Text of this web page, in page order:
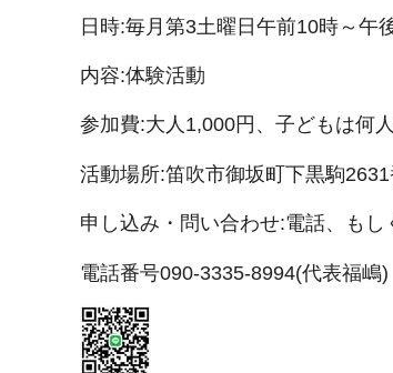
日時:毎月第3土曜日午前10時～午
内容:体験活動
参加費:大人1,000円、子どもは何
活動場所:笛吹市御坂町下黒駒
申し込み・問い合わせ:電話、も
電話番号090-3335-8994(代表福嶋)